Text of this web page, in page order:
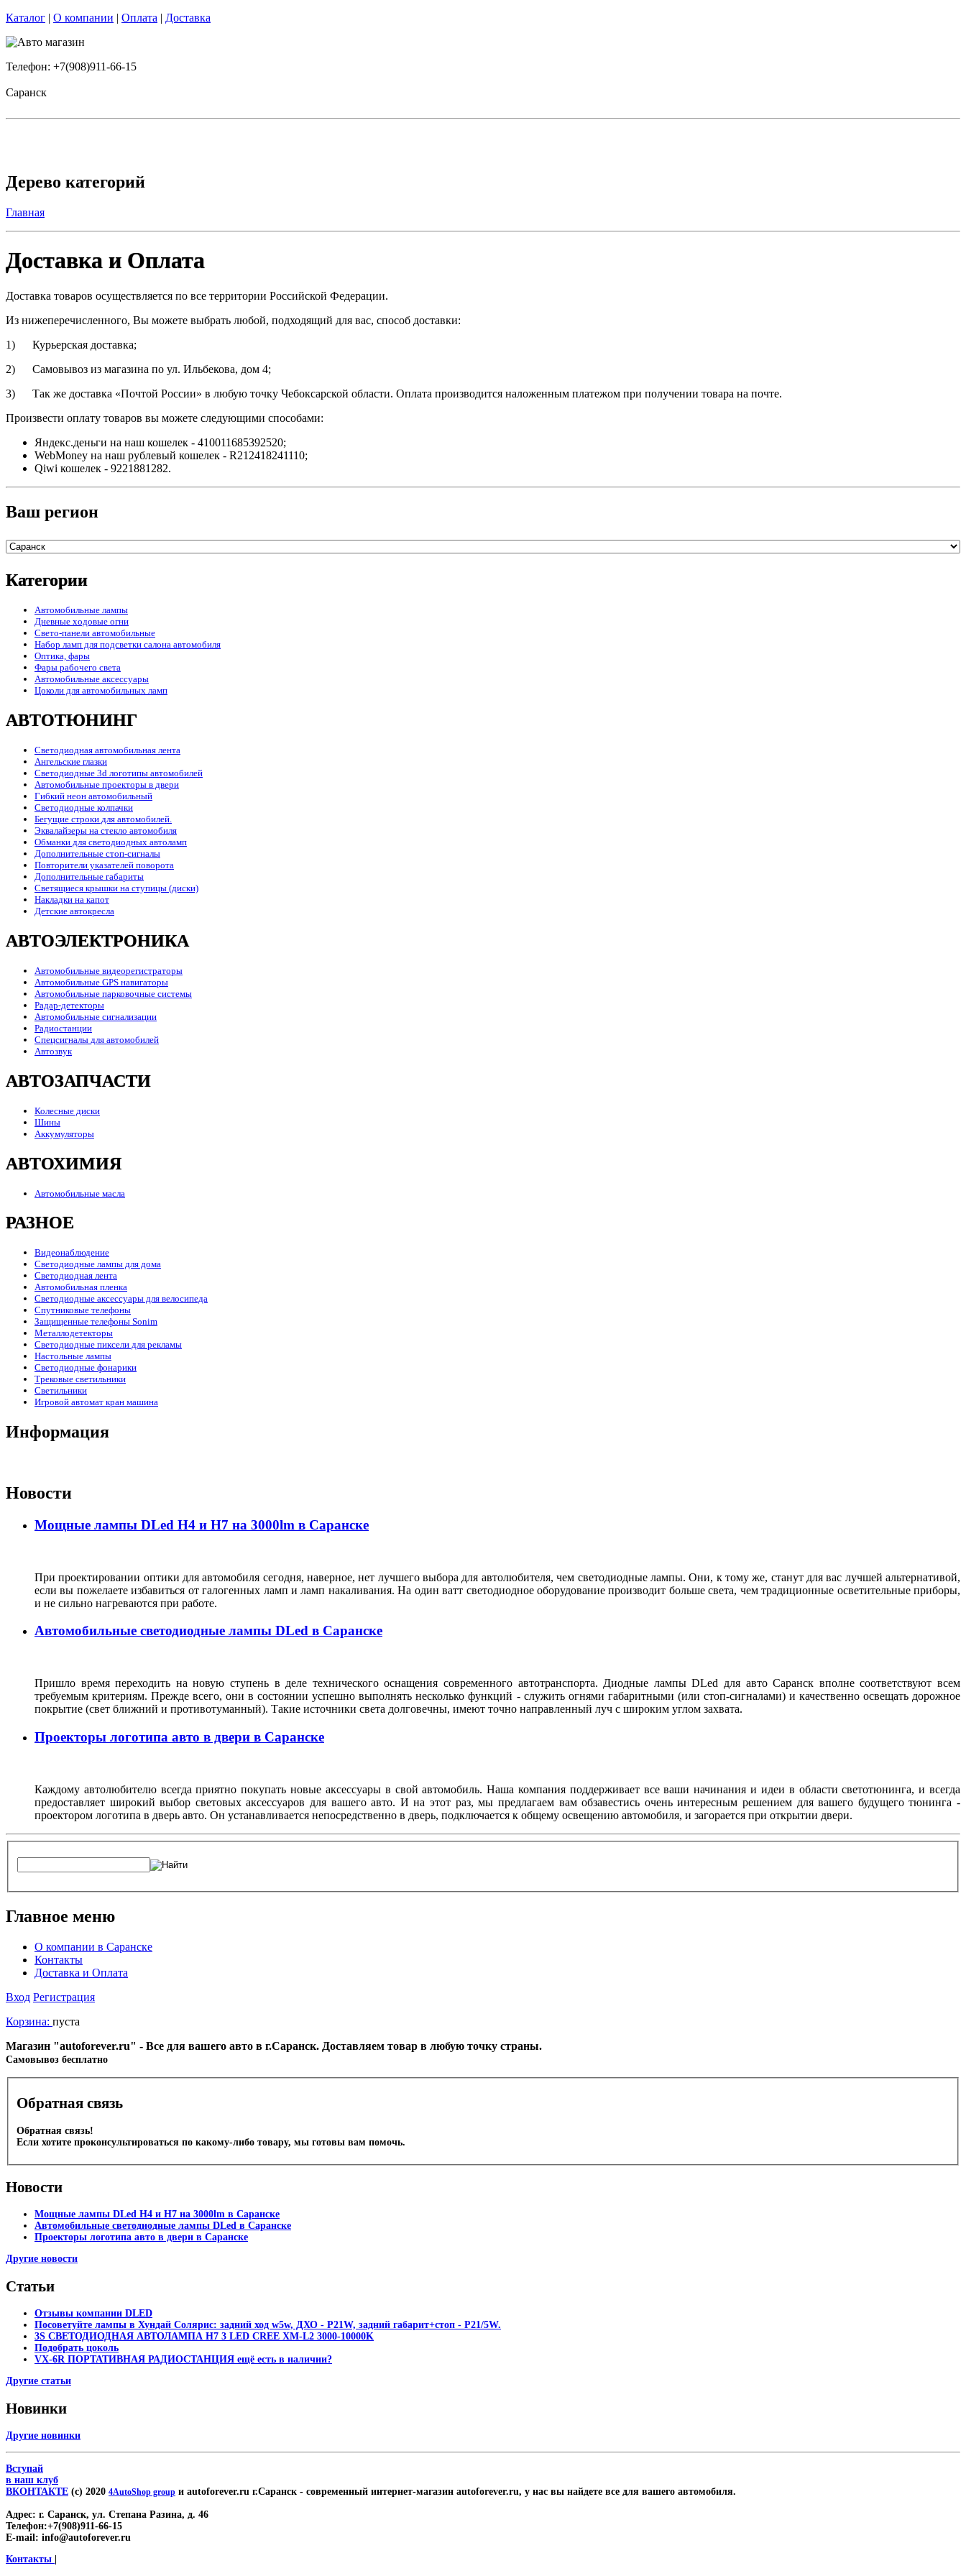
Каталог | О компании | Оплата | Доставка
Телефон: +7(908)911-66-15
Саранск
Дерево категорий
Главная
Доставка и Оплата
Доставка товаров осуществляется по все территории Российской Федерации.
Из нижеперечисленного, Вы можете выбрать любой, подходящий для вас, способ доставки:
1) Курьерская доставка;
2) Самовывоз из магазина по ул. Ильбекова, дом 4;
3) Так же доставка «Почтой России» в любую точку Чебоксарской области. Оплата производится наложенным платежом при получении товара на почте.
Произвести оплату товаров вы можете следующими способами:
Яндекс.деньги на наш кошелек - 410011685392520;
WebMoney на наш рублевый кошелек - R212418241110;
Qiwi кошелек - 9221881282.
Ваш регион
Категории
Автомобильные лампы
Дневные ходовые огни
Свето-панели автомобильные
Набор ламп для подсветки салона автомобиля
Оптика, фары
Фары рабочего света
Автомобильные аксессуары
Цоколи для автомобильных ламп
АВТОТЮНИНГ
Светодиодная автомобильная лента
Ангельские глазки
Светодиодные 3d логотипы автомобилей
Автомобильные проекторы в двери
Гибкий неон автомобильный
Светодиодные колпачки
Бегущие строки для автомобилей.
Эквалайзеры на стекло автомобиля
Обманки для светодиодных автоламп
Дополнительные стоп-сигналы
Повторители указателей поворота
Дополнительные габариты
Светящиеся крышки на ступицы (диски)
Накладки на капот
Детские автокресла
АВТОЭЛЕКТРОНИКА
Автомобильные видеорегистраторы
Автомобильные GPS навигаторы
Автомобильные парковочные системы
Радар-детекторы
Автомобильные сигнализации
Радиостанции
Спецсигналы для автомобилей
Автозвук
АВТОЗАПЧАСТИ
Колесные диски
Шины
Аккумуляторы
АВТОХИМИЯ
Автомобильные масла
РАЗНОЕ
Видеонаблюдение
Светодиодные лампы для дома
Светодиодная лента
Автомобильная пленка
Светодиодные аксессуары для велосипеда
Спутниковые телефоны
Защищенные телефоны Sonim
Металлодетекторы
Светодиодные пиксели для рекламы
Настольные лампы
Светодиодные фонарики
Трековые светильники
Светильники
Игровой автомат кран машина
Информация
Новости
Мощные лампы DLed H4 и H7 на 3000lm в Саранске
При проектировании оптики для автомобиля сегодня, наверное, нет лучшего выбора для автолюбителя, чем светодиодные лампы. Они, к тому же, станут для вас лучшей альтернативой,
если вы пожелаете избавиться от галогенных ламп и ламп накаливания. На один ватт светодиодное оборудование производит больше света, чем традиционные осветительные приборы,
и не сильно нагреваются при работе.
Автомобильные светодиодные лампы DLed в Саранске
Пришло время переходить на новую ступень в деле технического оснащения современного автотранспорта. Диодные лампы DLed для авто Саранск вполне соответствуют всем
требуемым критериям. Прежде всего, они в состоянии успешно выполнять несколько функций - служить огнями габаритными (или стоп-сигналами) и качественно освещать дорожное
покрытие (свет ближний и противотуманный). Такие источники света долговечны, имеют точно направленный луч с широким углом захвата.
Проекторы логотипа авто в двери в Саранске
Каждому автолюбителю всегда приятно покупать новые аксессуары в свой автомобиль. Наша компания поддерживает все ваши начинания и идеи в области светотюнинга, и всегда
предоставляет широкий выбор световых аксессуаров для вашего авто. И на этот раз, мы предлагаем вам обзавестись очень интересным решением для вашего будущего тюнинга -
проектором логотипа в дверь авто. Он устанавливается непосредственно в дверь, подключается к общему освещению автомобиля, и загорается при открытии двери.
Главное меню
О компании в Саранске
Контакты
Доставка и Оплата
Вход Регистрация
Корзина: пуста
Магазин "autoforever.ru" - Все для вашего авто в г.Саранск. Доставляем товар в любую точку страны.
Cамовывоз бесплатно
Обратная связь
Обратная связь!
Если хотите проконсультироваться по какому-либо товару, мы готовы вам помочь.
Новости
Мощные лампы DLed H4 и H7 на 3000lm в Саранске
Автомобильные светодиодные лампы DLed в Саранске
Проекторы логотипа авто в двери в Саранске
Другие новости
Статьи
Отзывы компании DLED
Посоветуйте лампы в Хундай Солярис: задний ход w5w, ДХО - P21W, задний габарит+стоп - P21/5W.
3S СВЕТОДИОДНАЯ АВТОЛАМПА H7 3 LED CREE XM-L2 3000-10000K
Подобрать цоколь
VX-6R ПОРТАТИВНАЯ РАДИОСТАНЦИЯ ещё есть в наличии?
Другие статьи
Новинки
Другие новинки
Вступай
в наш клуб
ВКОНТАКТЕ (c) 2020 4AutoShop group и autoforever.ru г.Саранск - современный интернет-магазин autoforever.ru, у нас вы найдете все для вашего автомобиля.
Адрес: г. Саранск, ул. Степана Разина, д. 46
Телефон:+7(908)911-66-15
E-mail: info@autoforever.ru
Контакты